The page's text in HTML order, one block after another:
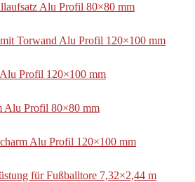
Alu Profil 80×80 mm
Torwand Alu Profil 120×100 mm
Profil 120×100 mm
Alu Profil 80×80 mm
Alu Profil 120×100 mm
für Fußballtore 7,32×2,44 m